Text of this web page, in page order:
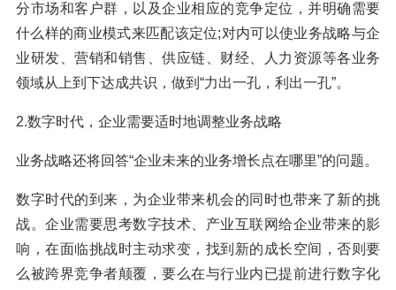
分市场和客户群，以及企业相应的竞争定位，并明确需要
什么样的商业模式来匹配该定位;对内可以使业务战略与企
业研发、营销和销售、供应链、财经、人力资源等各业务
领域从上到下达成共识，做到“力出一孔，利出一孔”。
2.数字时代，企业需要适时地调整业务战略
业务战略还将回答“企业未来的业务增长点在哪里”的问题。
数字时代的到来，为企业带来机会的同时也带来了新的挑
战。企业需要思考数字技术、产业互联网给企业带来的影
响，在面临挑战时主动求变，找到新的成长空间，否则要
么被跨界竞争者颠覆，要么在与行业内已提前进行数字化